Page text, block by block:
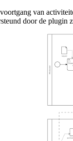
van
door de plugin